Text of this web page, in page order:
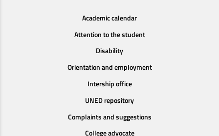
Academic calendar
Attention to the student
Disability
Orientation and employment
Intership office
UNED repository
Complaints and suggestions
College advocate